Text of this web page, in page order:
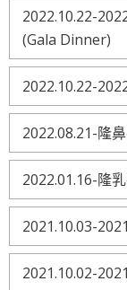
2022.10.22-
(Gala Dinner)
2022.10.22-
2022.08.21-隆
2022.01.16-隆
2021.10.03-
2021.10.02-